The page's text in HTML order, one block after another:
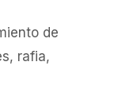
de
, rafia,